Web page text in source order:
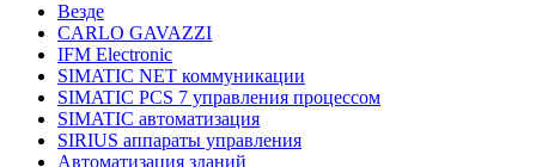
Везде
CARLO GAVAZZI
IFM Electronic
SIMATIC NET коммуникации
SIMATIC PCS 7 управления процессом
SIMATIC автоматизация
SIRIUS аппараты управления
Автоматизация зданий